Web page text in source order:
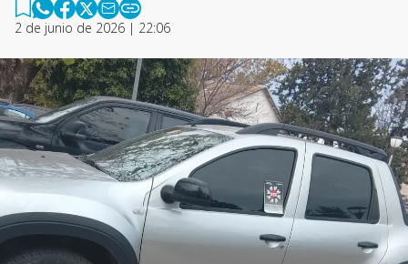
2 de junio de 2026 | 22:06